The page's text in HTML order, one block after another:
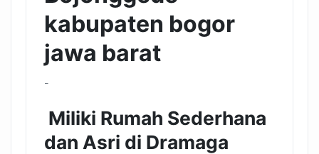
kabupaten bogor
jawa barat
-
Miliki Rumah Sederhana
dan Asri di Dramaga